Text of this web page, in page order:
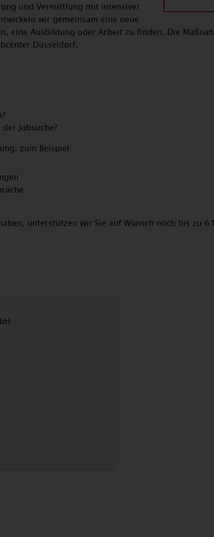
und Vermittlung mit intensiver
wir gemeinsam eine neue
eine Ausbildung oder Arbeit zu finden. Die
Düsseldorf.
Jobsuche?
zum Beispiel:
unterstützen wir Sie auf Wunsch noch bis zu